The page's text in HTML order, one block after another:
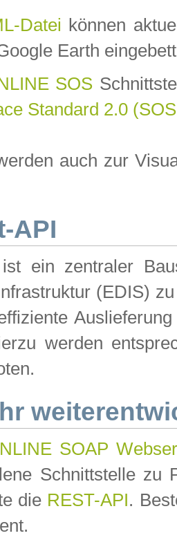
Datei können
Earth
SOS
Standard 2.0
auch zur
API
ist ein zentraler
(EDIS)
werden
SOAP
Schnittstelle zu
die REST-API.